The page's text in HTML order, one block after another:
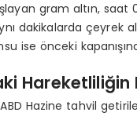
gram altın, saat
dakikalarda çeyrek
ise önceki
Hareketliliğin
ABD Hazine tahvil